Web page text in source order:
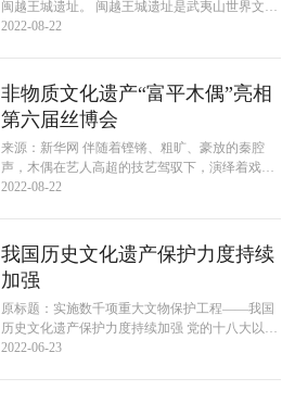
闽越王城遗址。 闽越王城遗址是武夷山世界文化
与自然遗产的重要组成部分，8月16日，福建武
2022-08-22
非物质文化遗产“富平木偶”亮相
第六届丝博会
来源：新华网 伴随着铿锵、粗旷、豪放的秦腔
声，木偶在艺人高超的技艺驾驭下，演绎着戏曲
的唱、念、做、打的精髓，栩栩如生，美轮美
2022-08-22
我国历史文化遗产保护力度持续
加强
原标题：实施数千项重大文物保护工程——我国
历史文化遗产保护力度持续加强 党的十八大以
来，历史文化遗产保护力度持续加强，文物保护
2022-06-23